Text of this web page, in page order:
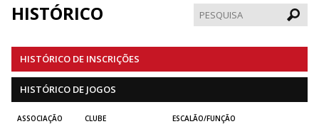
HISTÓRICO
HISTÓRICO DE INSCRIÇÕES
HISTÓRICO DE JOGOS
ASSOCIAÇÃO CLUBE ESCALÃO/FUNÇÃO